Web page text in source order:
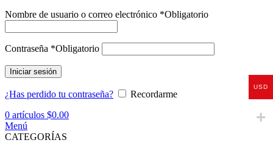
Nombre de usuario o correo electrónico *Obligatorio
Contraseña *Obligatorio
Iniciar sesión
¿Has perdido tu contraseña?
Recordarme
0 artículos $0.00
Menú
CATEGORÍAS
USD